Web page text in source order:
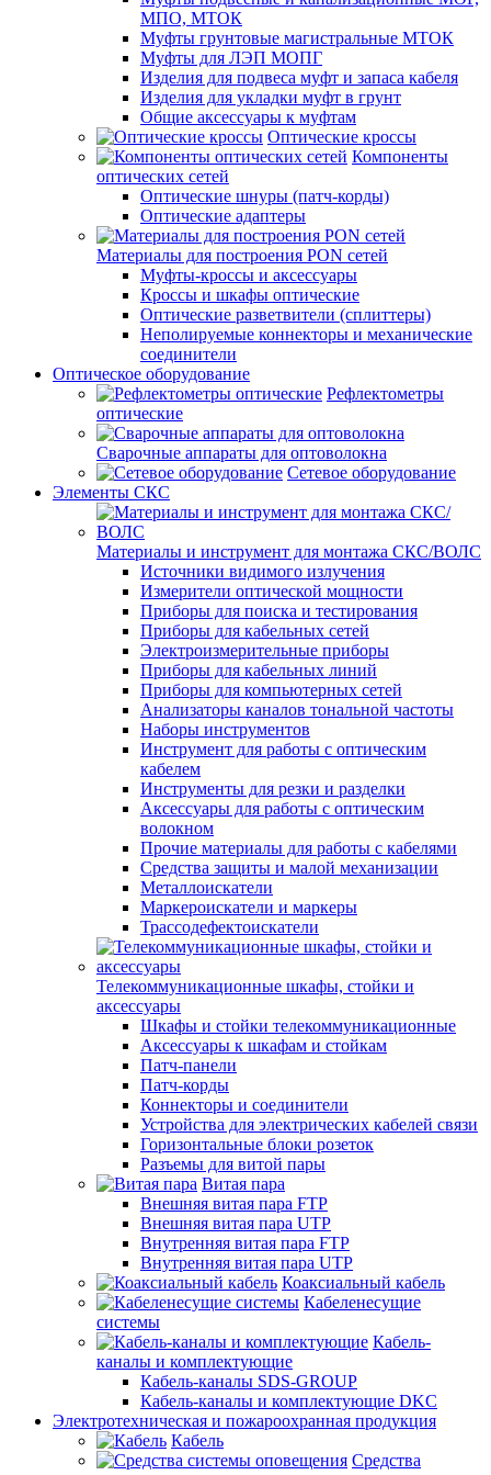
МПО, МТОК
Муфты грунтовые магистральные МТОК
Муфты для ЛЭП МОПГ
Изделия для подвеса муфт и запаса кабеля
Изделия для укладки муфт в грунт
Общие аксессуары к муфтам
Оптические кроссы
Компоненты
оптических сетей
Оптические шнуры (патч-корды)
Оптические адаптеры
Материалы для построения PON сетей
Муфты-кроссы и аксессуары
Кроссы и шкафы оптические
Оптические разветвители (сплиттеры)
Неполируемые коннекторы и механические
соединители
Оптическое оборудование
Рефлектометры
оптические
Сварочные аппараты для оптоволокна
Сетевое оборудование
Элементы СКС
Материалы и инструмент для монтажа СКС/ВОЛС
Источники видимого излучения
Измерители оптической мощности
Приборы для поиска и тестирования
Приборы для кабельных сетей
Электроизмерительные приборы
Приборы для кабельных линий
Приборы для компьютерных сетей
Анализаторы каналов тональной частоты
Наборы инструментов
Инструмент для работы с оптическим
кабелем
Инструменты для резки и разделки
Аксессуары для работы с оптическим
волокном
Прочие материалы для работы с кабелями
Средства защиты и малой механизации
Металлоискатели
Маркероискатели и маркеры
Трассодефектоискатели
Телекоммуникационные шкафы, стойки и
аксессуары
Шкафы и стойки телекоммуникационные
Аксессуары к шкафам и стойкам
Патч-панели
Патч-корды
Коннекторы и соединители
Устройства для электрических кабелей связи
Горизонтальные блоки розеток
Разъемы для витой пары
Витая пара
Внешняя витая пара FTP
Внешняя витая пара UTP
Внутренняя витая пара FTP
Внутренняя витая пара UTP
Коаксиальный кабель
Кабеленесущие
системы
Кабель-
каналы и комплектующие
Кабель-каналы SDS-GROUP
Кабель-каналы и комплектующие DKC
Электротехническая и пожароохранная продукция
Кабель
Средства